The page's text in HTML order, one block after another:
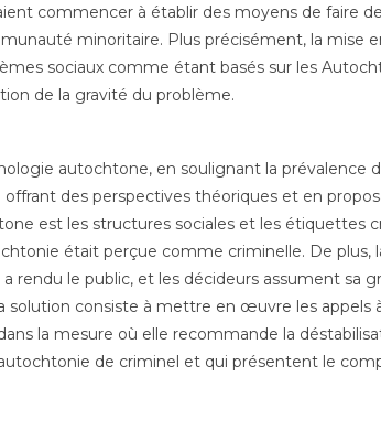
commencer à établir des moyens de faire
minoritaire. Plus précisément, la mise
sociaux comme étant basés sur les
de la gravité du problème.
autochtone, en soulignant la prévalence
des perspectives théoriques et en
est les structures sociales et les étiquettes
était perçue comme criminelle. De plus,
rendu le public, et les décideurs assument sa
solution consiste à mettre en œuvre les appels
la mesure où elle recommande la
de criminel et qui présentent le